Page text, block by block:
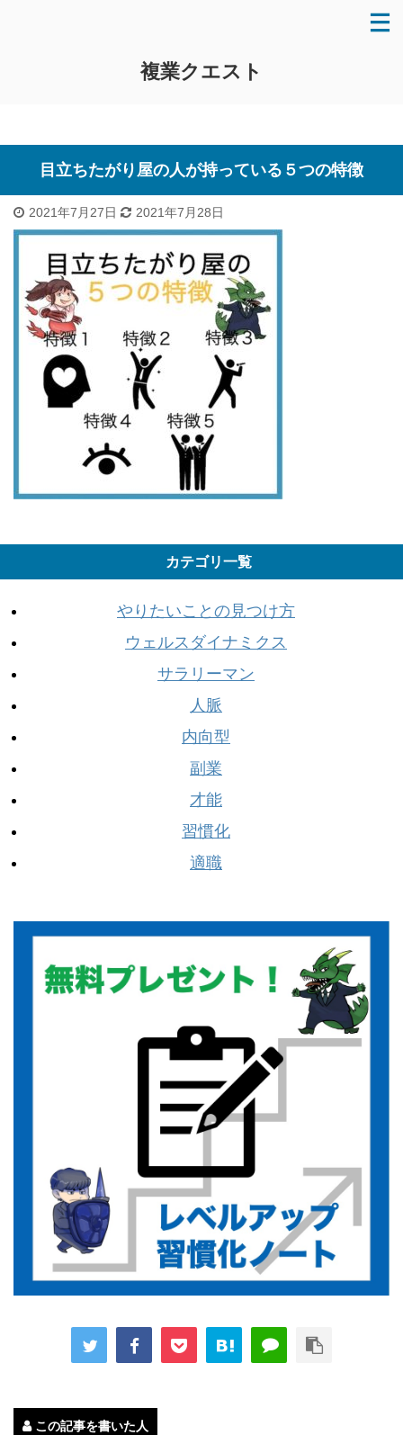
複業クエスト
目立ちたがり屋の人が持っている５つの特徴
2021年7月27日 2021年7月28日
カテゴリ一覧
やりたいことの見つけ方
ウェルスダイナミクス
サラリーマン
人脈
内向型
副業
才能
習慣化
適職
この記事を書いた人